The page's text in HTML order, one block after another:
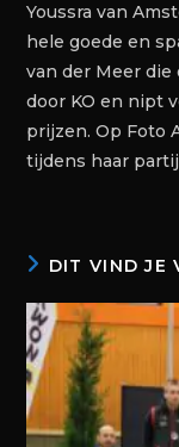
Youssra van
hele goede en
van der Meer
door KO en nipt
prijzen. Op Foto
tijdens haar
DIT VIND JE